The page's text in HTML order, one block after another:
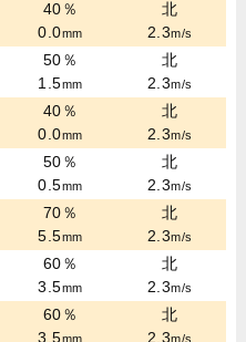
40％
0.0mm
北
2.3m/s
50％
1.5mm
北
2.3m/s
40％
0.0mm
北
2.3m/s
50％
0.5mm
北
2.3m/s
70％
5.5mm
北
2.3m/s
60％
3.5mm
北
2.3m/s
60％
3.5mm
北
2.3m/s